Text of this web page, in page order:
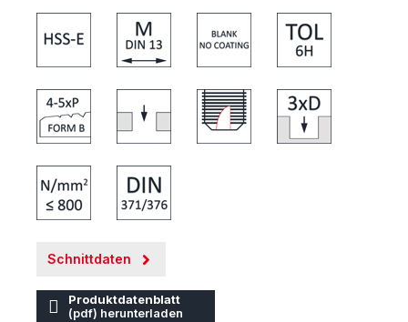
Schnittdaten
Produktdatenblatt
(pdf) herunterladen